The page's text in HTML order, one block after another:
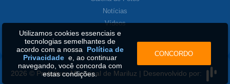
Notícias
Vídeos
2026 © Prefeitura Municipal de Mariluz | Desenvolvido por:
Utilizamos cookies essenciais e
tecnologias semelhantes de
acordo com a nossa Política de
Privacidadee, ao continuar
navegando, você concorda com
estas condições.
CONCORDO